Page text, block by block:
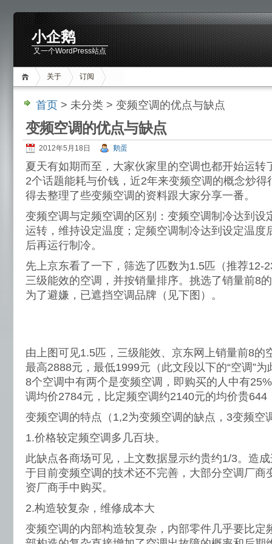
小企鹅
又一个WordPress站点
关于 订阅
首页 > 未分类 > 变频空调的优点与缺点
变频空调的优点与缺点
2012年5月18日 鹅蛋
夏天有如期而至，大家伙家里的空调也都开始运转
2个话题能耗与价钱，近2年来变频空调的概念炒
得去整理了些变频空调的资料跟大家分享一番。
变频空调与定频空调的区别：变频空调制冷达到设
运转，维持设定温度；定频空调制冷达到设定温度
后再运行制冷。
先上京东看了一下，筛选了匹数为1.5匹（推荐12-
三级能效的空调，并按销量排序。挑选了销量前8
为了避嫌，已遮挡空调品牌（见下图）。
由上图可见1.5匹，三级能效、京东网上销量前8的
最高2888元，最低1999元（此文段以下的“空调”
8个空调中有两个是变频空调，即购买的人中有
调均价2784元，比定频空调约2140元的均价贵644
变频空调的特点（1,2为变频空调的缺点，3变频空
1.价格较定频空调多几百块。
此缺点各商场可见，上文数据显示约贵约1/3。造
于目前变频空调的技术还不完善，大部分空调厂商
资厂商手中购买。
2.构造较复杂，维修成本大
变频空调的内部构造较复杂，内部零件几乎要比定